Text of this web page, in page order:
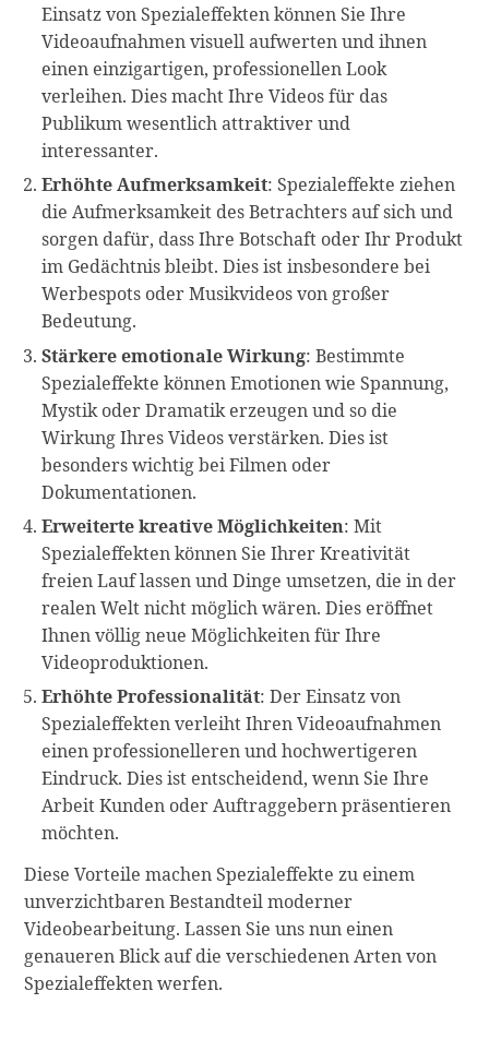
Einsatz von Spezialeffekten können Sie Ihre
Videoaufnahmen visuell aufwerten und ihnen
einen einzigartigen, professionellen Look
verleihen. Dies macht Ihre Videos für das
Publikum wesentlich attraktiver und
interessanter.
Erhöhte Aufmerksamkeit: Spezialeffekte ziehen
die Aufmerksamkeit des Betrachters auf sich und
sorgen dafür, dass Ihre Botschaft oder Ihr Produkt
im Gedächtnis bleibt. Dies ist insbesondere bei
Werbespots oder Musikvideos von großer
Bedeutung.
Stärkere emotionale Wirkung: Bestimmte
Spezialeffekte können Emotionen wie Spannung,
Mystik oder Dramatik erzeugen und so die
Wirkung Ihres Videos verstärken. Dies ist
besonders wichtig bei Filmen oder
Dokumentationen.
Erweiterte kreative Möglichkeiten: Mit
Spezialeffekten können Sie Ihrer Kreativität
freien Lauf lassen und Dinge umsetzen, die in der
realen Welt nicht möglich wären. Dies eröffnet
Ihnen völlig neue Möglichkeiten für Ihre
Videoproduktionen.
Erhöhte Professionalität: Der Einsatz von
Spezialeffekten verleiht Ihren Videoaufnahmen
einen professionelleren und hochwertigeren
Eindruck. Dies ist entscheidend, wenn Sie Ihre
Arbeit Kunden oder Auftraggebern präsentieren
möchten.
Diese Vorteile machen Spezialeffekte zu einem
unverzichtbaren Bestandteil moderner
Videobearbeitung. Lassen Sie uns nun einen
genaueren Blick auf die verschiedenen Arten von
Spezialeffekten werfen.